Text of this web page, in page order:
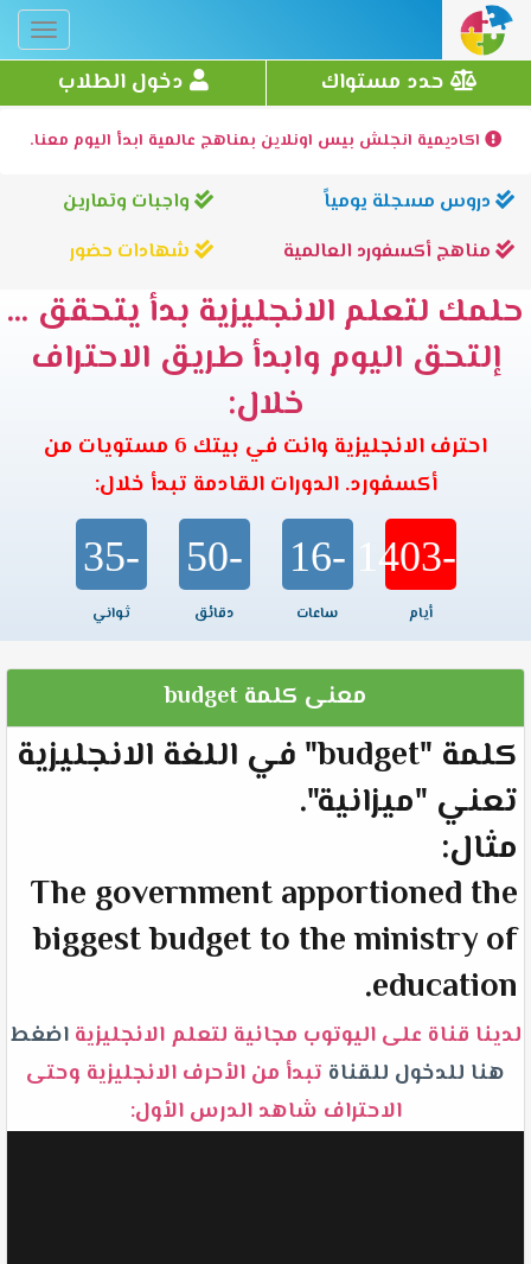
حدد مستواك دخول الطلاب
اكاديمية انجلش بيس اونلاين بمناهج عالمية ابدأ اليوم معنا.
دروس مسجلة يومياً
واجبات وتمارين
مناهج أكسفورد العالمية
شهادات حضور
حلمك لتعلم الانجليزية بدأ يتحقق ...
إلتحق اليوم وابدأ طريق الاحتراف
خلال:
احترف الانجليزية وانت في بيتك 6 مستويات من
أكسفورد. الدورات القادمة تبدأ خلال:
-1403
أيام
-16
ساعات
-50
دقائق
-35
ثواني
معنى كلمة budget
كلمة "budget" في اللغة الانجليزية
تعني "ميزانية".
مثال:
The government apportioned the
biggest budget to the ministry of
education.
لدينا قناة على اليوتوب مجانية لتعلم الانجليزيةاضغط
هنا للدخول للقناة تبدأ من الأحرف الانجليزية وحتى
الاحتراف شاهد الدرس الأول: